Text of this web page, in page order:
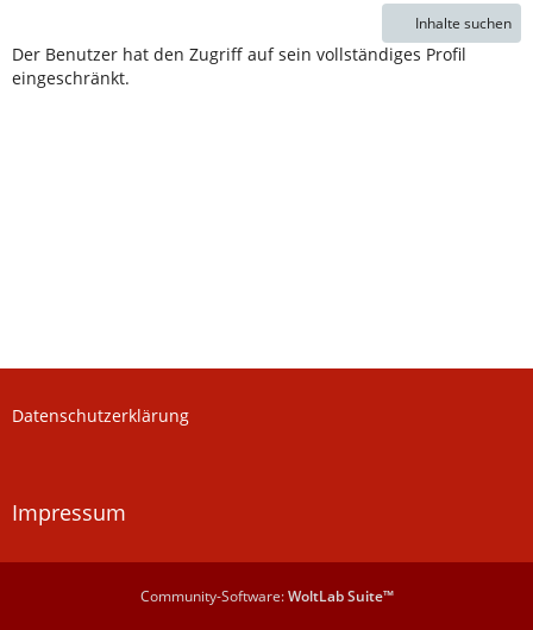
Inhalte suchen
Der Benutzer hat den Zugriff auf sein vollständiges Profil
eingeschränkt.
Datenschutzerklärung
Impressum
Community-Software:WoltLab Suite™